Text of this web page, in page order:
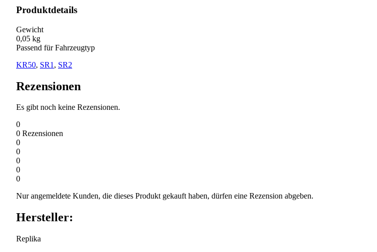
Produktdetails
Gewicht
0,05 kg
Passend für Fahrzeugtyp
KR50, SR1 , SR2
Rezensionen
Es gibt noch keine Rezensionen.
0
0 Rezensionen
0
0
0
0
0
Nur angemeldete Kunden, die dieses Produkt gekauft haben, dürfen eine Rezension abgeben.
Hersteller:
Replika